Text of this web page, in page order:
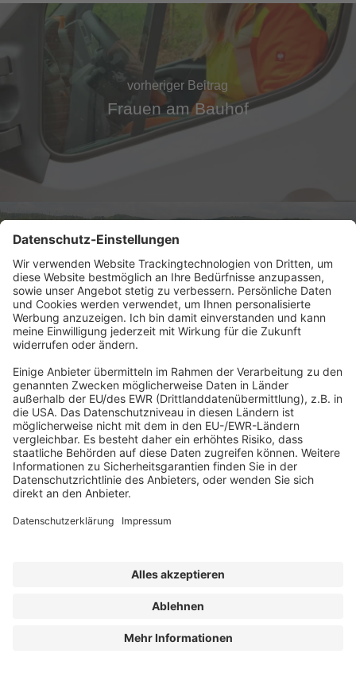
vorheriger Beitrag
Frauen am Bauhof
nächster Beitrag
Unterhaltung von Gräben
Abonnement anfordern|Abo kündigen
Werben bei uns